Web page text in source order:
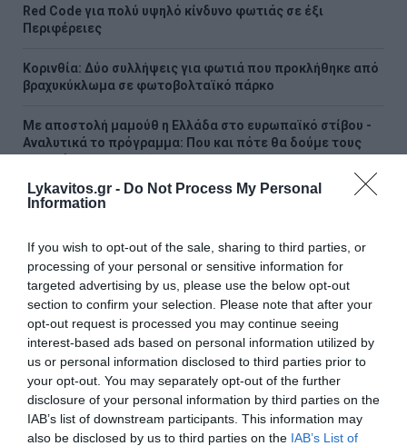
Lykavitos.gr - Do Not Process My Personal
Information
If you wish to opt-out of the sale, sharing to third parties, or
processing of your personal or sensitive information for
targeted advertising by us, please use the below opt-out
section to confirm your selection. Please note that after your
opt-out request is processed you may continue seeing
interest-based ads based on personal information utilized by
us or personal information disclosed to third parties prior to
your opt-out. You may separately opt-out of the further
disclosure of your personal information by third parties on the
IAB’s list of downstream participants. This information may
also be disclosed by us to third parties on the IAB’s List of
Red Code για πολύ υψηλό κίνδυνο φωτιάς σε έξι
Περιφέρειες
Κορινθία: Δύο συλλήψεις για φωτιά που προκλήθηκε από
βραχυκύκλωμα σε φωτοβολταϊκό πάρκο
Με αποστολή μαμούθ η Ελλάδα στο ευρωπαϊκό στίβου -
Αναλυτικά το πρόγραμμα: Που και πότε θα δούμε τους
αθλητές και τις αθλήτριες μας
διαβάστε ακόμη